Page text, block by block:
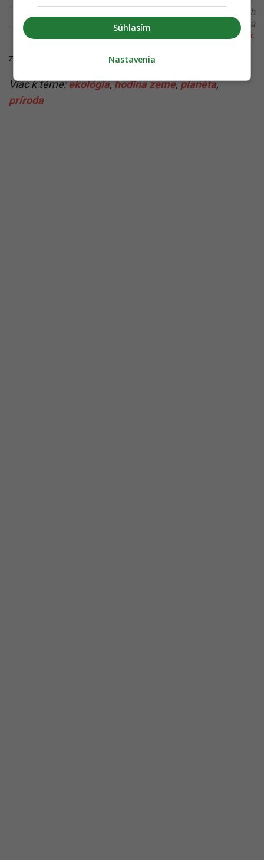
Ďakujeme, že čítaš Startitup. V prípade, že máš postreh
alebo si našiel v článku chybu, napíš nám na
redakcia@startitup.sk.
Zdroj:
Viac k téme:ekológia,hodina zeme,planéta,
príroda
Súhlasím
Nastavenia